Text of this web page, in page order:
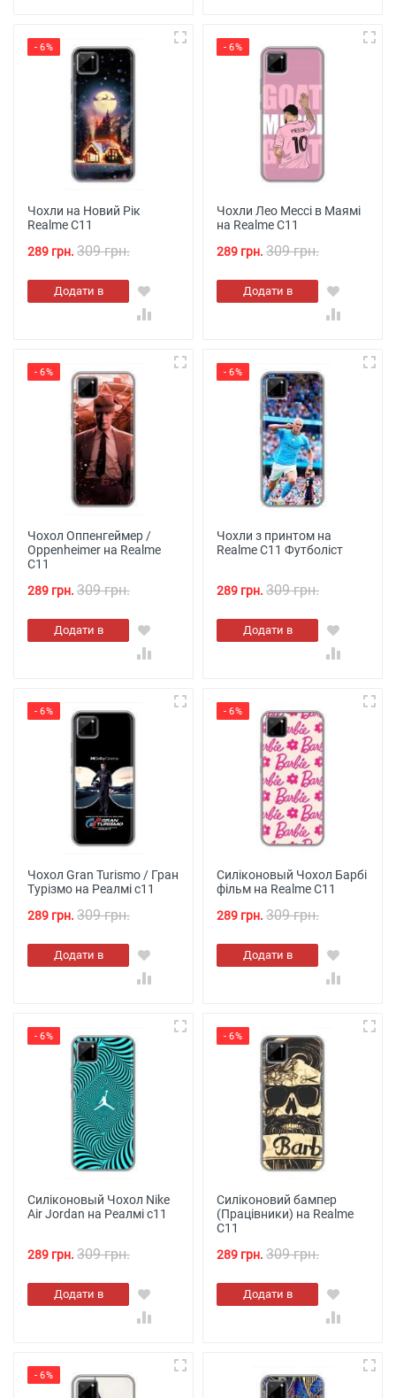
- 6%
Чохли на Новий Рік
Realme C11
289 грн. 309 грн.
Додати в
кошик
- 6%
Чохли Лео Мессі в Маямі
на Realme C11
289 грн. 309 грн.
Додати в
кошик
- 6%
Чохол Оппенгеймер /
Oppenheimer на Realme
C11
289 грн. 309 грн.
Додати в
кошик
- 6%
Чохли з принтом на
Realme C11 Футболіст
289 грн. 309 грн.
Додати в
кошик
- 6%
Чохол Gran Turismo / Гран
Турізмо на Реалмі с11
289 грн. 309 грн.
Додати в
кошик
- 6%
Силіконовый Чохол Барбі
фільм на Realme C11
289 грн. 309 грн.
Додати в
кошик
- 6%
Силіконовый Чохол Nike
Air Jordan на Реалмі с11
289 грн. 309 грн.
Додати в
кошик
- 6%
Силіконовий бампер
(Працівники) на Realme
C11
289 грн. 309 грн.
Додати в
кошик
- 6%